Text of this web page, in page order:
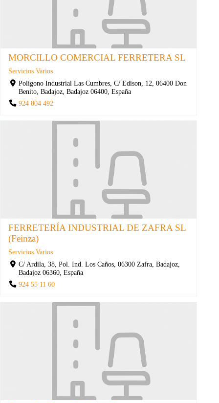
MORCILLO COMERCIAL FERRETERA SL
Servicios Varios
Polígono Industrial Las Cumbres, C/ Edison, 12, 06400 Don
Benito, Badajoz, Badajoz 06400, España
924 804 492
FERRETERÍA INDUSTRIAL DE ZAFRA SL
(Feinza)
Servicios Varios
C/ Ardila, 38, Pol. Ind. Los Caños, 06300 Zafra, Badajoz,
Badajoz 06360, España
924 55 11 60